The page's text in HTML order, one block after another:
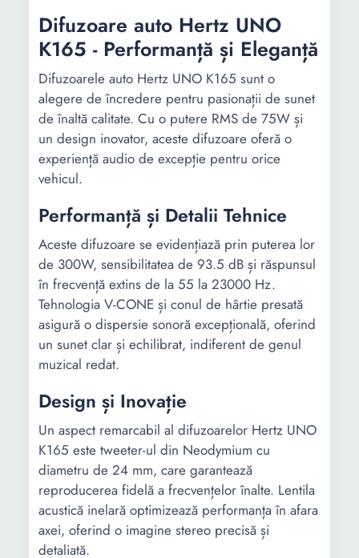
Difuzoare auto Hertz UNO
K165 - Performanță și Eleganță
Difuzoarele auto Hertz UNO K165 sunt o
alegere de încredere pentru pasionații de sunet
de înaltă calitate. Cu o putere RMS de 75W și
un design inovator, aceste difuzoare oferă o
experiență audio de excepție pentru orice
vehicul.
Performanță și Detalii Tehnice
Aceste difuzoare se evidențiază prin puterea lor
de 300W, sensibilitatea de 93.5 dB și răspunsul
în frecvență extins de la 55 la 23000 Hz.
Tehnologia V-CONE și conul de hârtie presată
asigură o dispersie sonoră excepțională, oferind
un sunet clar și echilibrat, indiferent de genul
muzical redat.
Design și Inovație
Un aspect remarcabil al difuzoarelor Hertz UNO
K165 este tweeter-ul din Neodymium cu
diametru de 24 mm, care garantează
reproducerea fidelă a frecvențelor înalte. Lentila
acustică inelară optimizează performanța în afara
axei, oferind o imagine stereo precisă și
detaliată.